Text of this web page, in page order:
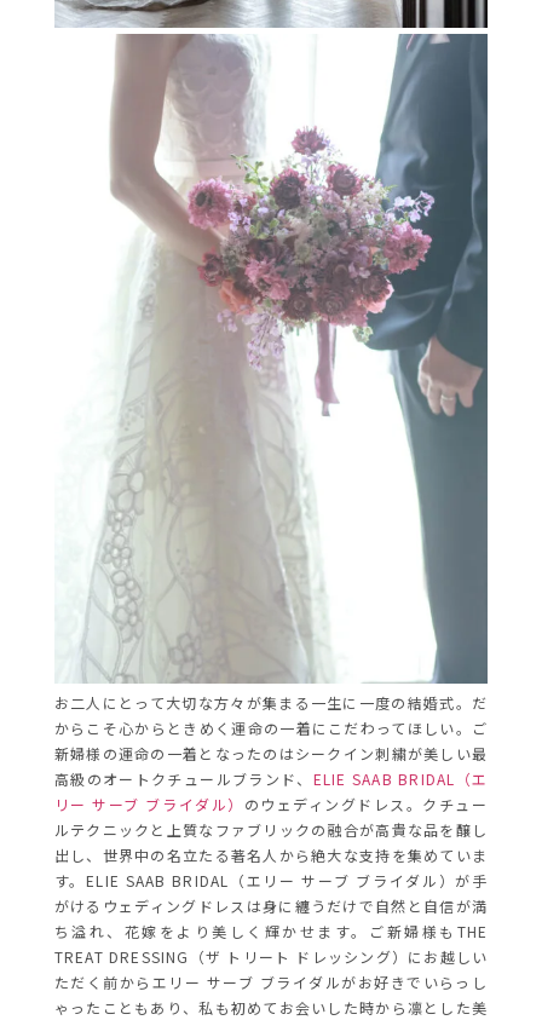
お二人にとって大切な方々が集まる一生に一度の結婚式。だ
からこそ心からときめく運命の一着にこだわってほしい。ご
新婦様の運命の一着となったのはシークイン刺繍が美しい最
高級のオートクチュールブランド、 ELIE SAAB BRIDAL（エ
リー サーブ ブライダル） のウェディングドレス。クチュー
ルテクニックと上質なファブリックの融合が高貴な品を醸し
出し、世界中の名立たる著名人から絶大な支持を集めていま
す。ELIE SAAB BRIDAL（エリー サーブ ブライダル）が手
がけるウェディングドレスは身に纏うだけで自然と自信が満
ち溢れ、花嫁をより美しく輝かせます。ご新婦様もTHE
TREAT DRESSING（ザ トリート ドレッシング）にお越しい
ただく前からエリー サーブ ブライダルがお好きでいらっし
ゃったこともあり、私も初めてお会いした時から凛とした美